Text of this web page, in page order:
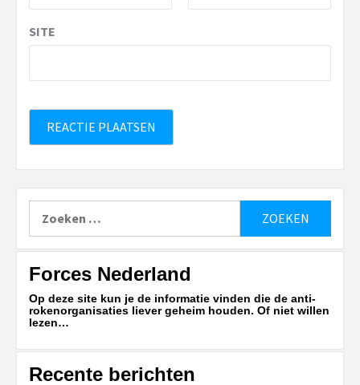
SITE
naar:
Forces Nederland
Op deze site kun je de informatie vinden die de anti-
rokenorganisaties liever geheim houden. Of niet willen
lezen…
Recente berichten